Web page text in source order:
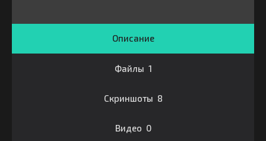
Описание
Файлы 1
Скриншоты 8
Видео 0